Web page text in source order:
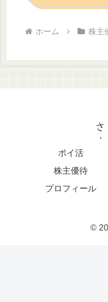
ホーム 株主
ポイ活
株主優待
プロフィール
©